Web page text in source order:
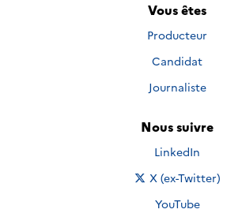
Vous êtes
Producteur
Candidat
Journaliste
Nous suivre
Nous suivre sur
LinkedIn
Nous suivre sur
X (ex-Twitter)
Nous suivre sur
YouTube